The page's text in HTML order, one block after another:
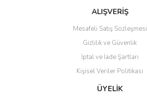
Bu ürüne benzer farklı alternatifler olmalı.
Gönder
ALIŞVERİŞ
Mesafeli Satış Sözleşmesi
Gizlilik ve Güvenlik
İptal ve İade Şartları
Kişisel Veriler Politikası
ÜYELİK